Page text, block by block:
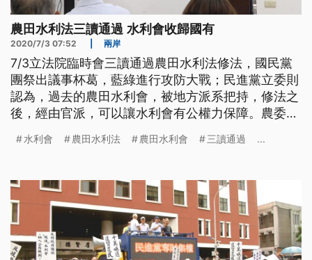
農田水利法三讀通過 水利會收歸國有
2020/7/3 07:52 兩岸
7/3立法院臨時會三讀通過農田水利法修法，國民黨
團祭出議事杯葛，藍綠進行攻防大戰；民進黨立委則
認為，過去的農田水利會，被地方派系把持，修法之
後，經由官派，可以讓水利會有公權力保障。農委會
能更有效的調度，擴大服務農民。 反消滅水利會全
的今天，我出來抗爭的對象竟然是我一輩子期待支持
的民進黨。」反對政府強制「
水利會 農田水利法 農田水利會 三讀通過 ...